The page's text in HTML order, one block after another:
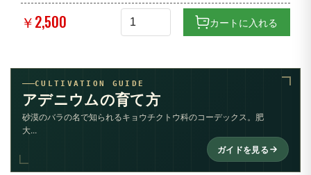
￥2,500 カートに入れる
CULTIVATION GUIDE
アデニウムの育て方
砂漠のバラの名で知られるキョウチクトウ科のコーデックス。肥
大...
ガイドを見る